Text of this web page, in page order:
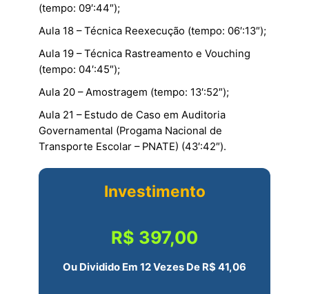
(tempo: 09′:44″);
Aula 18 – Técnica Reexecução (tempo: 06′:13″);
Aula 19 – Técnica Rastreamento e Vouching
(tempo: 04′:45″);
Aula 20 – Amostragem (tempo: 13′:52″);
Aula 21 – Estudo de Caso em Auditoria
Governamental (Progama Nacional de
Transporte Escolar – PNATE) (43′:42″).
Investimento
R$ 397,00
Ou Dividido Em 12 Vezes De R$ 41,06